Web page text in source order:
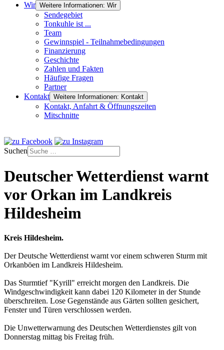
Wir Weitere Informationen: Wir
Sendegebiet
Tonkuhle ist ...
Team
Gewinnspiel - Teilnahmebedingungen
Finanzierung
Geschichte
Zahlen und Fakten
Häufige Fragen
Partner
Kontakt Weitere Informationen: Kontakt
Kontakt, Anfahrt & Öffnungszeiten
Mitschnitte
Suchen
Deutscher Wetterdienst warnt
vor Orkan im Landkreis
Hildesheim
Kreis Hildesheim.
Der Deutsche Wetterdienst warnt vor einem schweren Sturm mit
Orkanböen im Landkreis Hildesheim.
Das Sturmtief "Kyrill" erreicht morgen den Landkreis. Die
Windgeschwindigkeit kann dabei 120 Kilometer in der Stunde
überschreiten. Lose Gegenstände aus Gärten sollten gesichert,
Fenster und Türen verschlossen werden.
Die Unwetterwarnung des Deutschen Wetterdienstes gilt von
Donnerstag mittag bis Freitag früh.